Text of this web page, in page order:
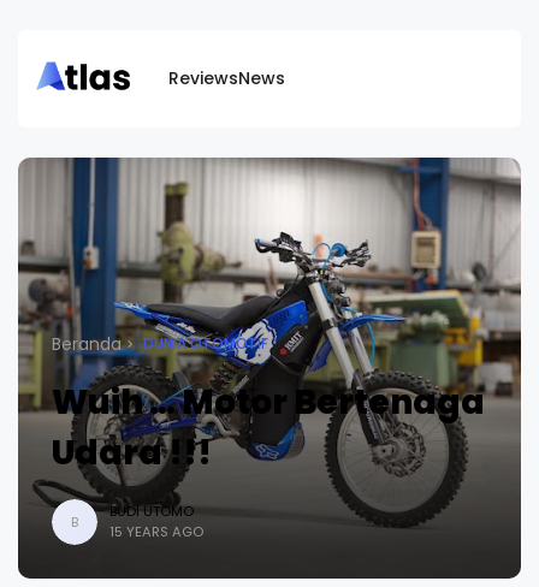
ReviewsNews
Beranda DUNIA OTOMOTIF
Wuih … Motor Bertenaga
Udara !!!
B
BUDI UTOMO
15 YEARS AGO